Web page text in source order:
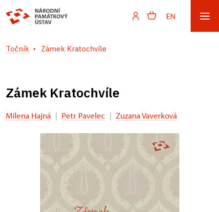
EN
Točník Zámek Kratochvíle
Zámek Kratochvíle
Milena Hajná | Petr Pavelec | Zuzana Vaverková